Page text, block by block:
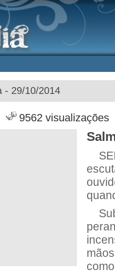
- 29/10/2014
9562 visualizações